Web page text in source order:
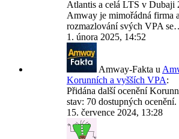
Atlantis a celá LTS v Dubaji
Amway je mimořádná firma
rozmazlování svých VPA
1. února 2025, 14:52
Amway-Fakta u
Korunních a vyšších VPA:
Přidána další ocenění
stav: 70 dostupných ocenění.
15. července 2024, 13:28